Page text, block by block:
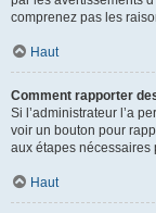
comprenez pas les
Haut
Comment rapporter
Si l’administrateur l’a
voir un bouton pour
aux étapes nécessaires
Haut